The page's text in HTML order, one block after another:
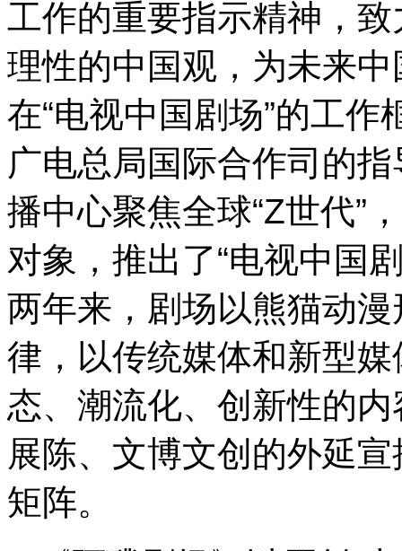
工作的重要指示精神，致
理性的中国观，为未来
在“电视中国剧场”的工
广电总局国际合作司的
播中心聚焦全球“Z世代”
对象，推出了“电视中国
两年来，剧场以熊猫动
律，以传统媒体和新型
态、潮流化、创新性的
展陈、文博文创的外延
矩阵。